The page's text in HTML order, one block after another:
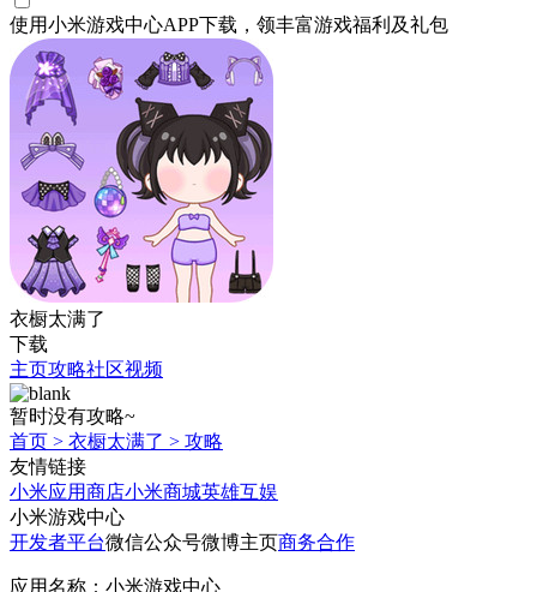
使用小米游戏中心APP下载 ，领丰富游戏福利 及礼包
衣橱太满了
下载
主页攻略社区视频
暂时没有攻略~
首页 > 衣橱太满了 > 攻略
友情链接
小米应用商店小米商城英雄互娱
小米游戏中心
开发者平台微信公众号微博主页商务合作
应用名称：小米游戏中心